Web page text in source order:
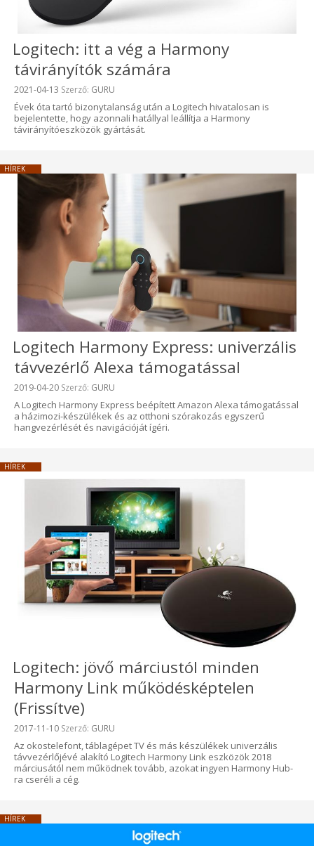
Logitech: itt a vég a Harmony
távirányítók számára
Beküldve:
2021-04-13 Szerző: GURU
Évek óta tartó bizonytalanság után a Logitech hivatalosan is
bejelentette, hogy azonnali hatállyal leállítja a Harmony
távirányítóeszközök gyártását.
HÍREK
Logitech Harmony Express: univerzális
távvezérlő Alexa támogatással
Beküldve:
2019-04-20 Szerző: GURU
A Logitech Harmony Express beépített Amazon Alexa támogatással
a házimozi-készülékek és az otthoni szórakozás egyszerű
hangvezérlését és navigációját ígéri.
HÍREK
Logitech: jövő márciustól minden
Harmony Link működésképtelen
(Frissítve)
Beküldve:
2017-11-10 Szerző: GURU
Az okostelefont, táblagépet TV és más készülékek univerzális
távvezérlőjévé alakító Logitech Harmony Link eszközök 2018
márciusától nem működnek tovább, azokat ingyen Harmony Hub-
ra cseréli a cég.
HÍREK